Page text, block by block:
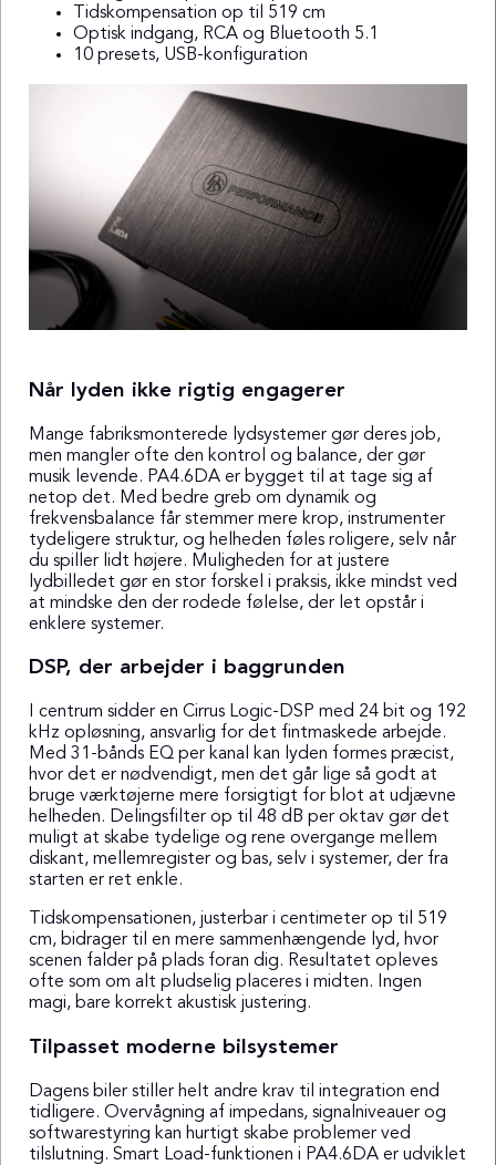
Tidskompensation op til 519 cm
Optisk indgang, RCA og Bluetooth 5.1
10 presets, USB-konfiguration
Når lyden ikke rigtig engagerer
Mange fabriksmonterede lydsystemer gør deres job,
men mangler ofte den kontrol og balance, der gør
musik levende. PA4.6DA er bygget til at tage sig af
netop det. Med bedre greb om dynamik og
frekvensbalance får stemmer mere krop, instrumenter
tydeligere struktur, og helheden føles roligere, selv når
du spiller lidt højere. Muligheden for at justere
lydbilledet gør en stor forskel i praksis, ikke mindst ved
at mindske den der rodede følelse, der let opstår i
enklere systemer.
DSP, der arbejder i baggrunden
I centrum sidder en Cirrus Logic-DSP med 24 bit og 192
kHz opløsning, ansvarlig for det fintmaskede arbejde.
Med 31-bånds EQ per kanal kan lyden formes præcist,
hvor det er nødvendigt, men det går lige så godt at
bruge værktøjerne mere forsigtigt for blot at udjævne
helheden. Delingsfilter op til 48 dB per oktav gør det
muligt at skabe tydelige og rene overgange mellem
diskant, mellemregister og bas, selv i systemer, der fra
starten er ret enkle.
Tidskompensationen, justerbar i centimeter op til 519
cm, bidrager til en mere sammenhængende lyd, hvor
scenen falder på plads foran dig. Resultatet opleves
ofte som om alt pludselig placeres i midten. Ingen
magi, bare korrekt akustisk justering.
Tilpasset moderne bilsystemer
Dagens biler stiller helt andre krav til integration end
tidligere. Overvågning af impedans, signalniveauer og
softwarestyring kan hurtigt skabe problemer ved
tilslutning. Smart Load-funktionen i PA4.6DA er udviklet